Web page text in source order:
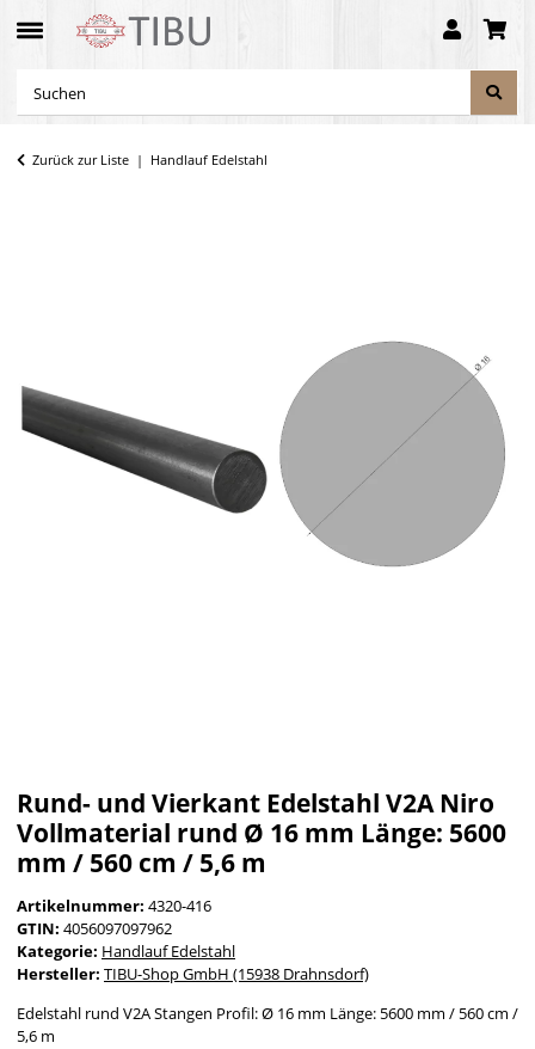
Zurück zur Liste Handlauf Edelstahl
Rund- und Vierkant Edelstahl V2A Niro
Vollmaterial rund Ø 16 mm Länge: 5600
mm / 560 cm / 5,6 m
Artikelnummer: 4320-416
GTIN: 4056097097962
Kategorie: Handlauf Edelstahl
Hersteller: TIBU-Shop GmbH (15938 Drahnsdorf)
Edelstahl rund V2A Stangen Profil: Ø 16 mm Länge: 5600 mm / 560 cm /
5,6 m